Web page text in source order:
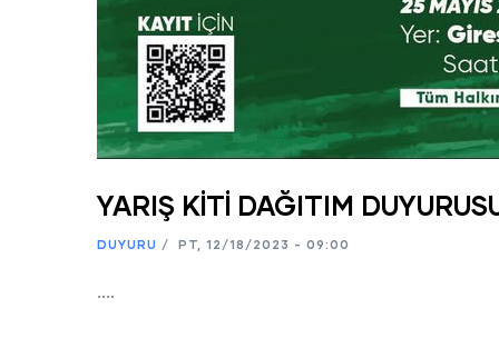
YARIŞ KİTİ DAĞITIM
DUYURU / PT, 12/18/2023 - 09:00
....